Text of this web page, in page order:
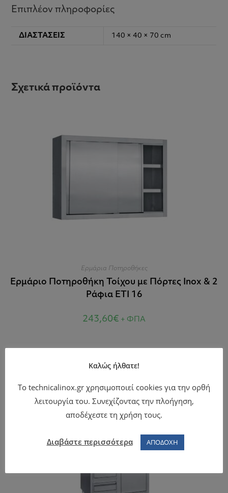
Επιπλέον πληροφορίες
ΔΙΑΣΤΆΣΕΙΣ 140 × 40 × 70 cm
Σχετικά προϊόντα
Ερμάρια Ποτηροθήκες
Ερμάριο Ποτηροθήκη Τοίχου με Πόρτες Inox & 2
Ράφια ETI 16
243,60€ + ΦΠΑ
Καλώς ήλθατε!
Το technicalinox.gr χρησιμοποιεί cookies για την ορθή
λειτουργία του. Συνεχίζοντας την πλοήγηση,
αποδέχεστε τη χρήση τους.
Διαβάστε περισσότερα ΑΠΟΔΟΧΗ